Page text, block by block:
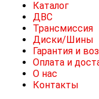
Каталог
ДВС
Трансмиссия
Диски/Шины
Гарантия и
Оплата и
О нас
Контакты